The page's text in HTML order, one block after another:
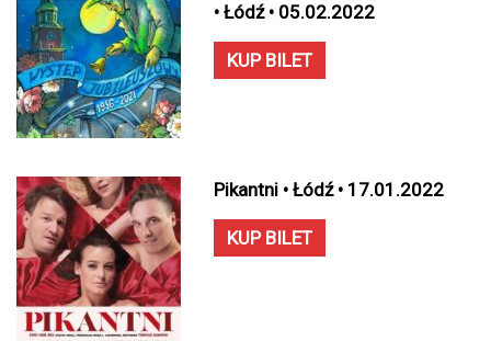
• Łódź • 05.02.2022
KUP BILET
Pikantni • Łódź • 17.01.2022
KUP BILET